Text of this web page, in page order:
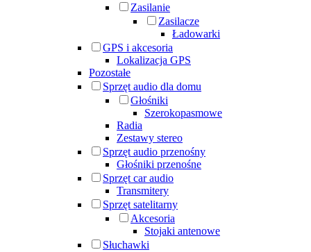
Zasilanie
Zasilacze
Ładowarki
GPS i akcesoria
Lokalizacja GPS
Pozostałe
Sprzęt audio dla domu
Głośniki
Szerokopasmowe
Radia
Zestawy stereo
Sprzęt audio przenośny
Głośniki przenośne
Sprzęt car audio
Transmitery
Sprzęt satelitarny
Akcesoria
Stojaki antenowe
Słuchawki